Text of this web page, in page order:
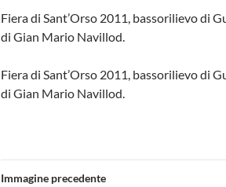
Fiera di Sant’Orso 2011, bassorilievo di
di Gian Mario Navillod.
Fiera di Sant’Orso 2011, bassorilievo di
di Gian Mario Navillod.
Immagine precedente